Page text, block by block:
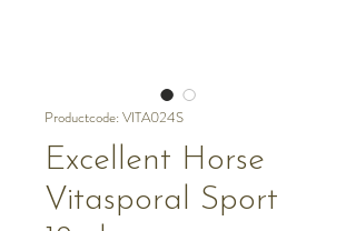
Productcode: VITA024S
Excellent Horse
Vitasporal Sport